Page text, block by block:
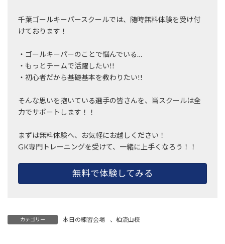
千葉ゴールキーパースクールでは、随時無料体験を受け付
けております！
・ゴールキーパーのことで悩んでいる…
・もっとチームで活躍したい!!
・初心者だから基礎基本を教わりたい!!
そんな思いを抱いている選手の皆さんを、当スクールは全
力でサポートします！！
まずは無料体験へ、お気軽にお越しください！
GK専門トレーニングを受けて、一緒に上手くなろう！！
無料で体験してみる
カテゴリー 本日の練習会場 、 柏流山校